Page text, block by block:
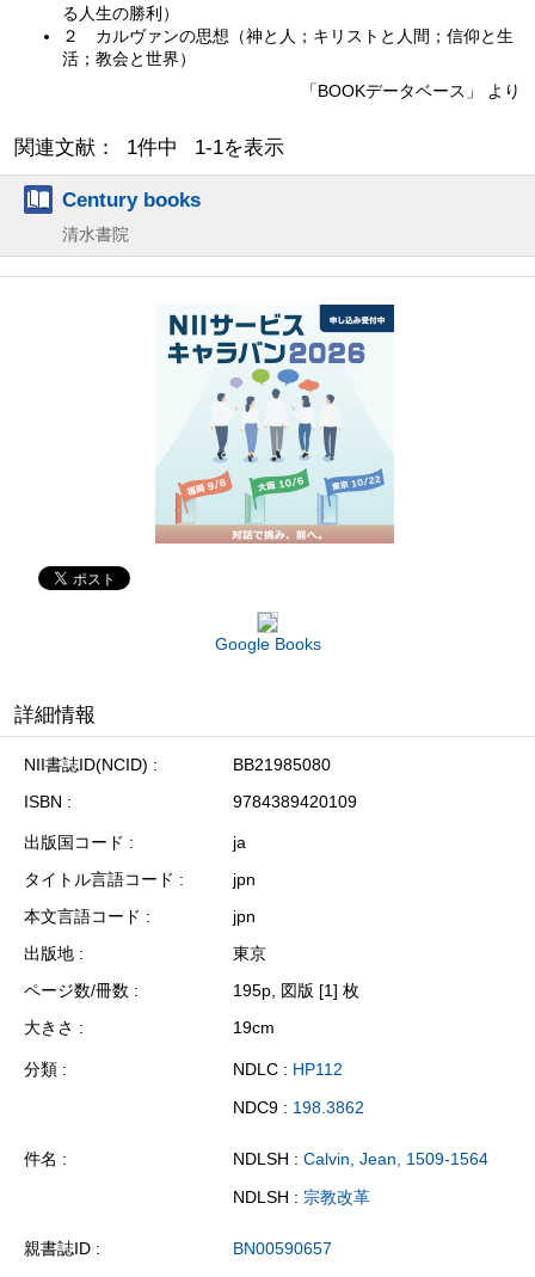
る人生の勝利）
２ カルヴァンの思想（神と人；キリストと人間；信仰と生
活；教会と世界）
「BOOKデータベース」 より
関連文献： 1件中 1-1を表示
Century books
清水書院
Google Books
詳細情報
NII書誌ID(NCID)
BB21985080
ISBN
9784389420109
出版国コード
ja
タイトル言語コード
jpn
本文言語コード
jpn
出版地
東京
ページ数/冊数
195p, 図版 [1] 枚
大きさ
19cm
分類 NDLC : HP112
NDC9 : 198.3862
件名 NDLSH : Calvin, Jean, 1509-1564
NDLSH : 宗教改革
親書誌ID BN00590657